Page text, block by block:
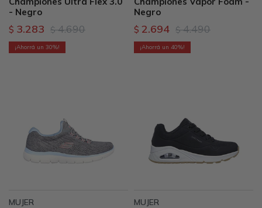
- Negro
$ 3.283 $ 4.690
30
Negro
$ 2.694 $ 4.490
40
MUJER MUJER